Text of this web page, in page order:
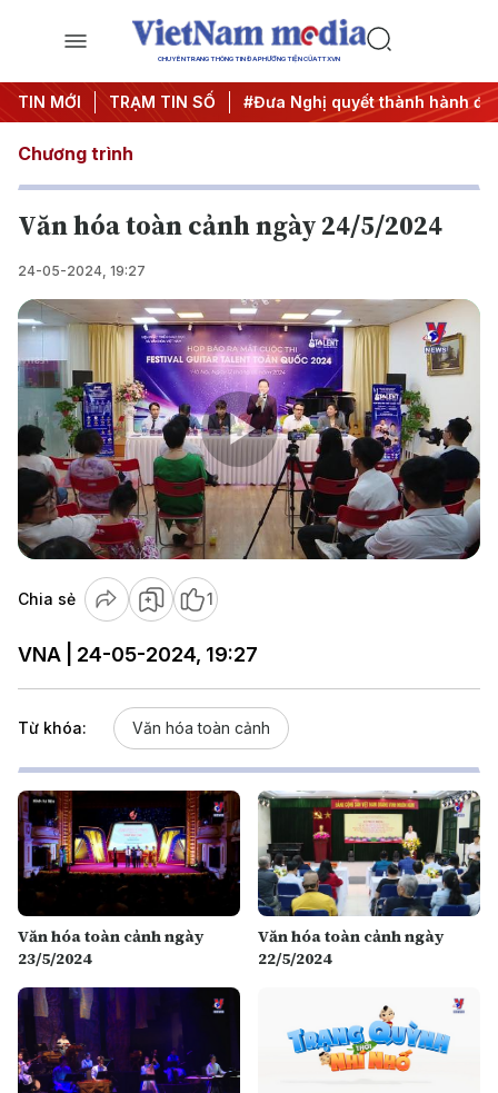
CHUYÊN TRANG THÔNG TIN ĐA PHƯƠNG TIỆN CỦA TTXVN
TIN MỚI TRẠM TIN SỐ
3 #APEC 2027 #Đưa Nghị quyết thành hành động
Chương trình
Văn hóa toàn cảnh ngày 24/5/2024
24-05-2024, 19:27
Play
Video
Chia sẻ 1
VNA | 24-05-2024, 19:27
Từ khóa: Văn hóa toàn cảnh
Văn hóa toàn cảnh ngày
23/5/2024
Văn hóa toàn cảnh ngày
22/5/2024